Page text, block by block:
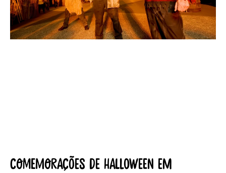
Comemorações de Halloween em